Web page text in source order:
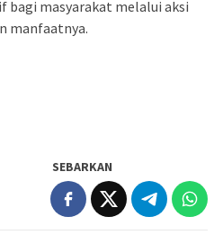
masyarakat melalui aksi
manfaatnya.
SEBARKAN